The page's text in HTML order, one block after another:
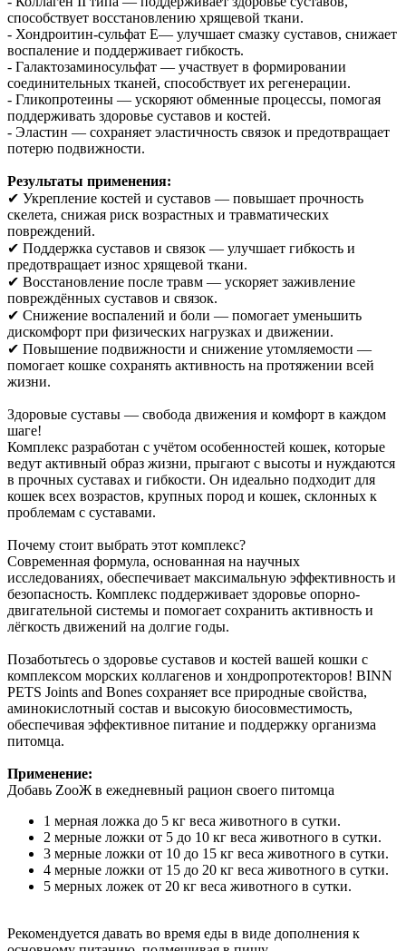
способствует восстановлению хрящевой ткани.
- Хондроитин-сульфат Е— улучшает смазку суставов, снижает
воспаление и поддерживает гибкость.
- Галактозаминосульфат — участвует в формировании
соединительных тканей, способствует их регенерации.
- Гликопротеины — ускоряют обменные процессы, помогая
поддерживать здоровье суставов и костей.
- Эластин — сохраняет эластичность связок и предотвращает
потерю подвижности.
Результаты применения:
✔ Укрепление костей и суставов — повышает прочность
скелета, снижая риск возрастных и травматических
повреждений.
✔ Поддержка суставов и связок — улучшает гибкость и
предотвращает износ хрящевой ткани.
✔ Восстановление после травм — ускоряет заживление
повреждённых суставов и связок.
✔ Снижение воспалений и боли — помогает уменьшить
дискомфорт при физических нагрузках и движении.
✔ Повышение подвижности и снижение утомляемости —
помогает кошке сохранять активность на протяжении всей
жизни.
Здоровые суставы — свобода движения и комфорт в каждом
шаге!
Комплекс разработан с учётом особенностей кошек, которые
ведут активный образ жизни, прыгают с высоты и нуждаются
в прочных суставах и гибкости. Он идеально подходит для
кошек всех возрастов, крупных пород и кошек, склонных к
проблемам с суставами.
Почему стоит выбрать этот комплекс?
Современная формула, основанная на научных
исследованиях, обеспечивает максимальную эффективность и
безопасность. Комплекс поддерживает здоровье опорно-
двигательной системы и помогает сохранить активность и
лёгкость движений на долгие годы.
Позаботьтесь о здоровье суставов и костей вашей кошки с
комплексом морских коллагенов и хондропротекторов! BINN
PETS Joints and Bones сохраняет все природные свойства,
аминокислотный состав и высокую биосовместимость,
обеспечивая эффективное питание и поддержку организма
питомца.
Применение:
Добавь ZooЖ в ежедневный рацион своего питомца
1 мерная ложка до 5 кг веса животного в сутки.
2 мерные ложки от 5 до 10 кг веса животного в сутки.
3 мерные ложки от 10 до 15 кг веса животного в сутки.
4 мерные ложки от 15 до 20 кг веса животного в сутки.
5 мерных ложек от 20 кг веса животного в сутки.
Рекомендуется давать во время еды в виде дополнения к